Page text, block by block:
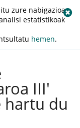
III'
hartu du
zure nabigazioa
estatistikoak
hemen.